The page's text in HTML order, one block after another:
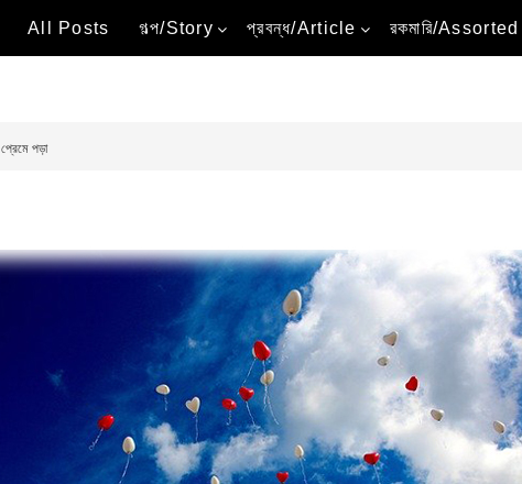
All Posts গল্প/Story প্রবন্ধ/Article রকমারি/Assorted
প্রেমে পড়া